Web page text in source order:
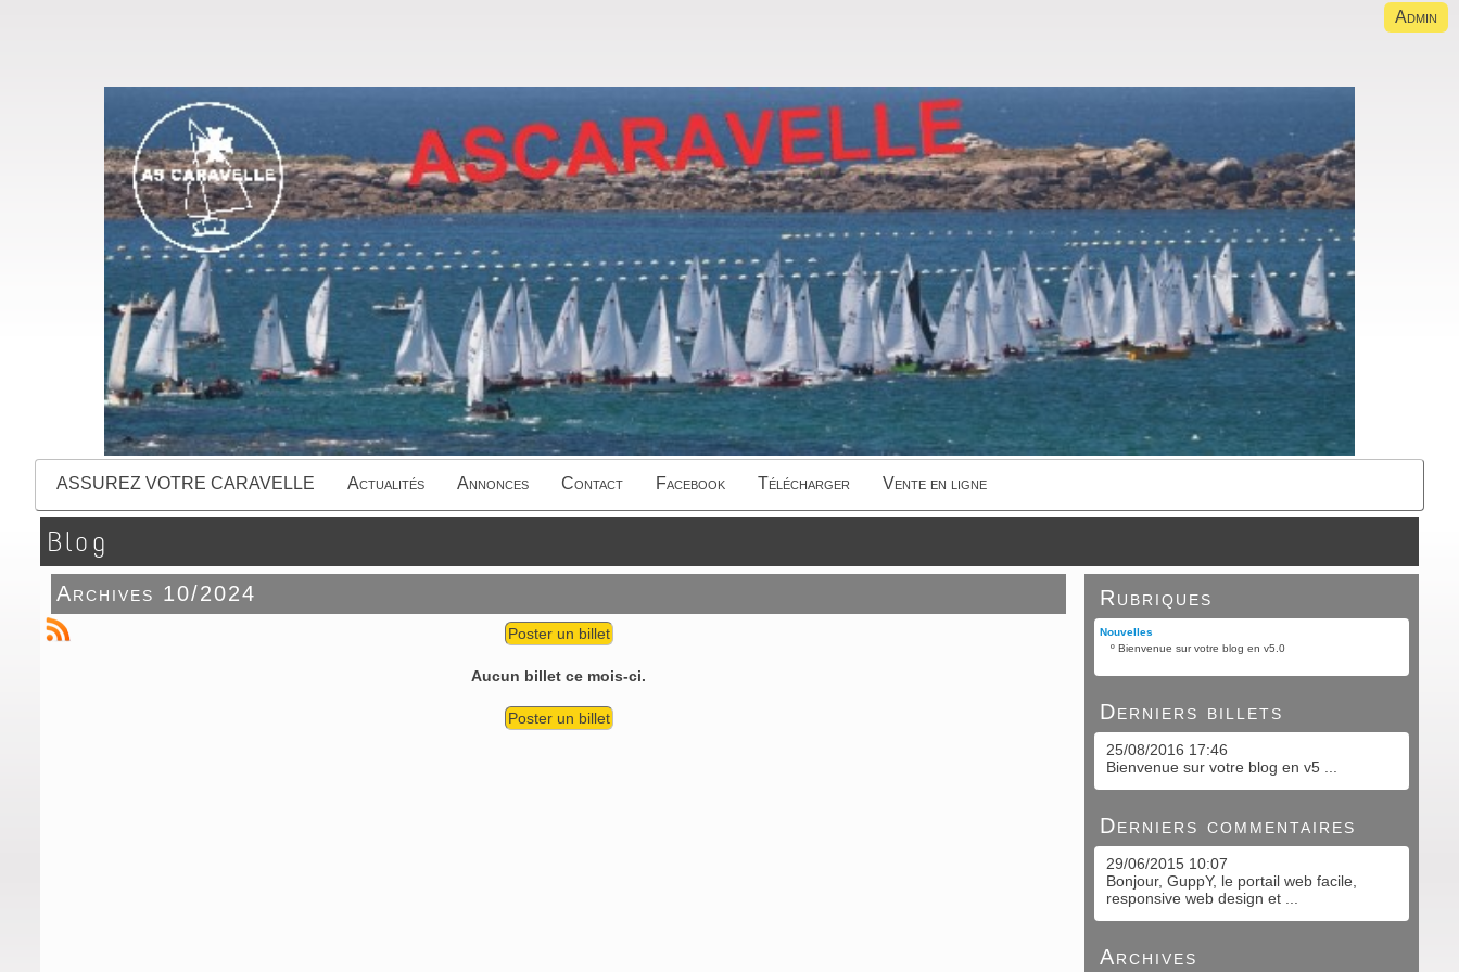
Admin
ASSUREZ VOTRE CARAVELLE Actualités Annonces Contact Facebook Télécharger Vente en ligne
Blog
Archives 10/2024
Poster un billet
Aucun billet ce mois-ci.
Poster un billet
Rubriques
Nouvelles
º Bienvenue sur votre blog en v5.0
Derniers billets
25/08/2016 17:46
Bienvenue sur votre blog en v5 ...
Derniers commentaires
29/06/2015 10:07
Bonjour, GuppY, le portail web facile,
responsive web design et ...
Archives